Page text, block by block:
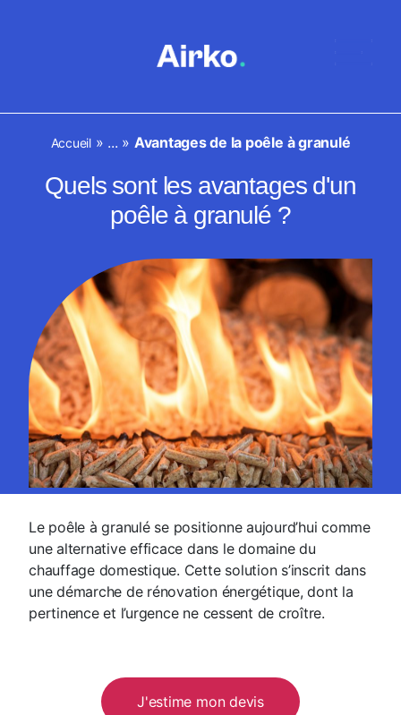
Accueil» ... » Avantages de la poêle à granulé
Quels sont les avantages d'un
poêle à granulé ?
Le poêle à granulé se positionne aujourd’hui comme
une alternative efficace dans le domaine du
chauffage domestique. Cette solution s’inscrit dans
une démarche de rénovation énergétique, dont la
pertinence et l’urgence ne cessent de croître.
J'estime mon devis